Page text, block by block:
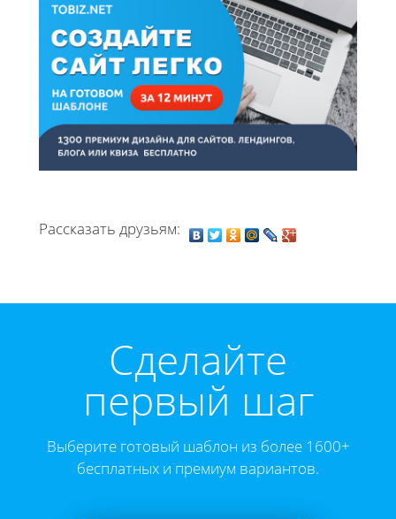
Рассказать друзьям:
Cделайте
первый шаг
Выберите готовый шаблон из более 1600+
бесплатных и премиум вариантов.